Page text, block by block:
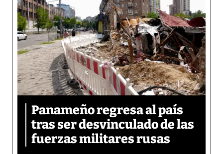
Panameño regresa al país
tras ser desvinculado de las
fuerzas militares rusas